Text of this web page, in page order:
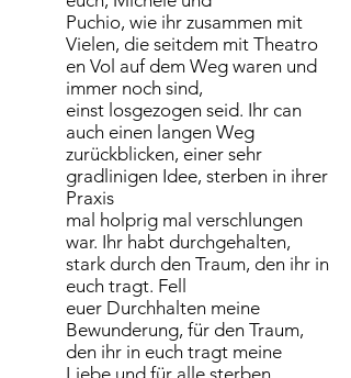
Puchio, wie ihr zusammen mit
Vielen, die seitdem mit Theatro
en Vol auf dem Weg waren und
immer noch sind,
einst losgezogen seid. Ihr can
auch einen langen Weg
zurückblicken, einer sehr
gradlinigen Idee, sterben in ihrer
Praxis
mal holprig mal verschlungen
war. Ihr habt durchgehalten,
stark durch den Traum, den ihr in
euch tragt. Fell
euer Durchhalten meine
Bewunderung, für den Traum,
den ihr in euch tragt meine
Liebe und für alle sterben